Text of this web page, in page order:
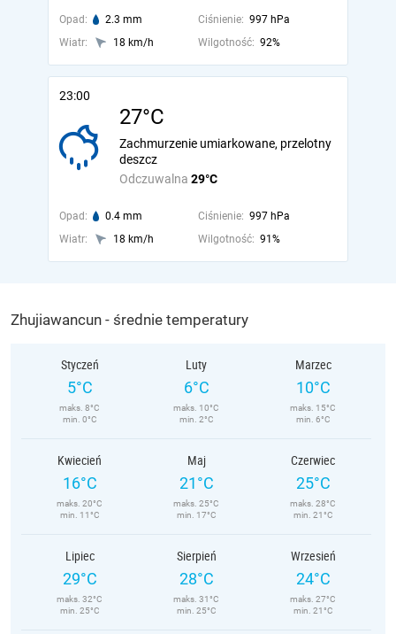
Opad: 2.3 mm Ciśnienie: 997 hPa
Wiatr:
18 km/h Wilgotność: 92%
23:00
27°C
Odczuwalna 29°C
Zachmurzenie umiarkowane, przelotny
deszcz
Opad: 0.4 mm Ciśnienie: 997 hPa
Wiatr:
18 km/h Wilgotność: 91%
Zhujiawancun - średnie temperatury
Styczeń
5°C
maks. 8°C
min. 0°C
Luty
6°C
maks. 10°C
min. 2°C
Marzec
10°C
maks. 15°C
min. 6°C
Kwiecień
16°C
maks. 20°C
min. 11°C
Maj
21°C
maks. 25°C
min. 17°C
Czerwiec
25°C
maks. 28°C
min. 21°C
Lipiec
29°C
maks. 32°C
min. 25°C
Sierpień
28°C
maks. 31°C
min. 25°C
Wrzesień
24°C
maks. 27°C
min. 21°C